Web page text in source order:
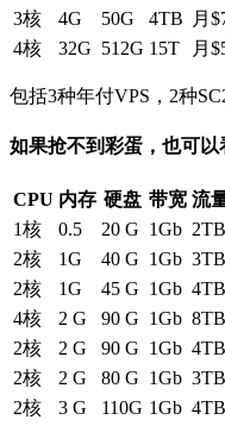
3核
4G 50G 4TB 月
4核
32G 512G 15T 月
包括3种年付VPS，2种
如果抢不到彩蛋，也可以
CPU 内存 硬盘 带宽 流
1核
0.5 20 G 1Gb 2TB
2核
1G 40 G 1Gb 3TB
2核
1G 45 G 1Gb 4TB
4核
2 G 90 G 1Gb 8TB
2核
2 G 90 G 1Gb 4TB
2核
2 G 80 G 1Gb 3TB
2核
3 G 110G 1Gb 4TB